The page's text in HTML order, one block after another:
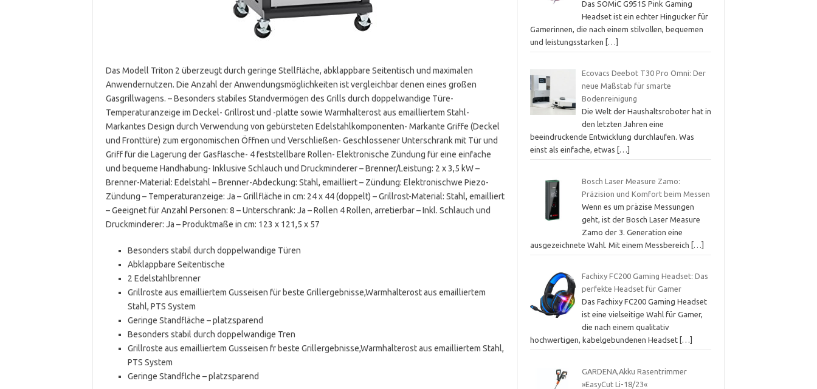
Das Modell Triton 2 überzeugt durch geringe Stellfläche, abklappbare Seitentisch und maximalen
Anwendernutzen. Die Anzahl der Anwendungsmöglichkeiten ist vergleichbar denen eines großen
Gasgrillwagens. – Besonders stabiles Standvermögen des Grills durch doppelwandige Türe-
Temperaturanzeige im Deckel- Grillrost und -platte sowie Warmhalterost aus emailliertem Stahl-
Markantes Design durch Verwendung von gebürsteten Edelstahlkomponenten- Markante Griffe (Deckel
und Fronttüre) zum ergonomischen Öffnen und Verschließen- Geschlossener Unterschrank mit Tür und
Griff für die Lagerung der Gasflasche- 4 feststellbare Rollen- Elektronische Zündung für eine einfache
und bequeme Handhabung- Inklusive Schlauch und Druckminderer – Brenner/Leistung: 2 x 3,5 kW –
Brenner-Material: Edelstahl – Brenner-Abdeckung: Stahl, emailliert – Zündung: Elektronischwe Piezo-
Zündung – Temperaturanzeige: Ja – Grillfläche in cm: 24 x 44 (doppelt) – Grillrost-Material: Stahl, emailliert
– Geeignet für Anzahl Personen: 8 – Unterschrank: Ja – Rollen 4 Rollen, arretierbar – Inkl. Schlauch und
Druckminderer: Ja – Produktmaße in cm: 123 x 121,5 x 57
Besonders stabil durch doppelwandige Türen
Abklappbare Seitentische
2 Edelstahlbrenner
Grillroste aus emailliertem Gusseisen für beste Grillergebnisse,Warmhalterost aus emailliertem
Stahl, PTS System
Geringe Standfläche – platzsparend
Besonders stabil durch doppelwandige Tren
Grillroste aus emailliertem Gusseisen fr beste Grillergebnisse,Warmhalterost aus emailliertem Stahl,
PTS System
Geringe Standflche – platzsparend
Das SOMiC G951S Pink Gaming
Headset ist ein echter Hingucker für
Gamerinnen, die nach einem stilvollen, bequemen
und leistungsstarken
[…]
Ecovacs Deebot T30 Pro Omni: Der
neue Maßstab für smarte
Bodenreinigung
Die Welt der Haushaltsroboter hat in
den letzten Jahren eine
beeindruckende Entwicklung durchlaufen. Was
einst als einfache, etwas
[…]
Bosch Laser Measure Zamo:
Präzision und Komfort beim Messen
Wenn es um präzise Messungen
geht, ist der Bosch Laser Measure
Zamo der 3. Generation eine
ausgezeichnete Wahl. Mit einem Messbereich
[…]
Fachixy FC200 Gaming Headset: Das
perfekte Headset für Gamer
Das Fachixy FC200 Gaming Headset
ist eine vielseitige Wahl für Gamer,
die nach einem qualitativ
hochwertigen, kabelgebundenen Headset […]
GARDENA,Akku Rasentrimmer
»EasyCut Li-18/23«